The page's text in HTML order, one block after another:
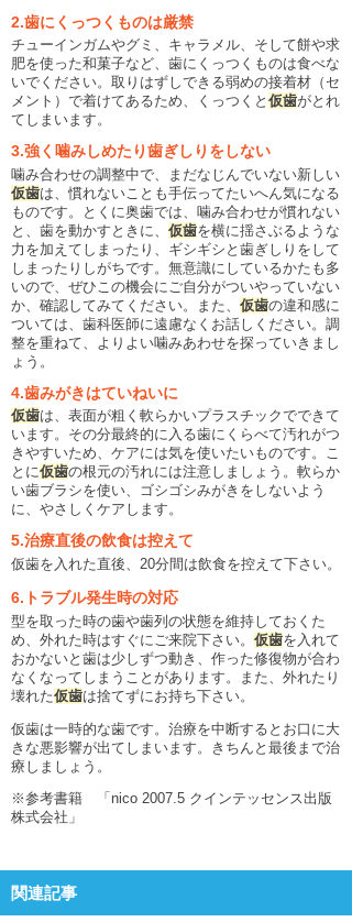
2.歯にくっつくものは厳禁
チューインガムやグミ、キャラメル、そして餅や求
肥を使った和菓子など、歯にくっつくものは食べな
いでください。取りはずしできる弱めの接着材（セ
メント）で着けてあるため、くっつくと 仮歯がとれ
てしまいます。
3.強く噛みしめたり歯ぎしりをしない
噛み合わせの調整中で、まだなじんでいない新しい
仮歯は、慣れないことも手伝ってたいへん気になる
ものです。とくに奥歯では、噛み合わせが慣れない
と、歯を動かすときに、 仮歯を横に揺さぶるような
力を加えてしまったり、ギシギシと歯ぎしりをして
しまったりしがちです。無意識にしているかたも多
いので、ぜひこの機会にご自分がついやっていない
か、確認してみてください。また、 仮歯の違和感に
ついては、歯科医師に遠慮なくお話しください。調
整を重ねて、よりよい噛みあわせを探っていきまし
ょう。
4.歯みがきはていねいに
仮歯は、表面が粗く軟らかいプラスチックでできて
います。その分最終的に入る歯にくらべて汚れがつ
きやすいため、ケアには気を使いたいものです。こ
とに仮歯の根元の汚れには注意しましょう。軟らか
い歯ブラシを使い、ゴシゴシみがきをしないよう
に、やさしくケアします。
5.治療直後の飲食は控えて
仮歯を入れた直後、20分間は飲食を控えて下さい。
6.トラブル発生時の対応
型を取った時の歯や歯列の状態を維持しておくた
め、外れた時はすぐにご来院下さい。 仮歯を入れて
おかないと歯は少しずつ動き、作った修復物が合わ
なくなってしまうことがあります。また、外れたり
壊れた仮歯は捨てずにお持ち下さい。
仮歯は一時的な歯です。治療を中断するとお口に大
きな悪影響が出てしまいます。きちんと最後まで治
療しましょう。
※参考書籍 「nico 2007.5 クインテッセンス出版
株式会社」
関連記事